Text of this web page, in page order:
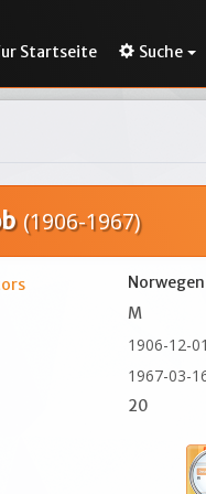
Startseite Suche
(1906-1967)
Norwegen
M
1906-12-01
1967-03-
20